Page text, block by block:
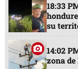
18:33
su
14:02
zona